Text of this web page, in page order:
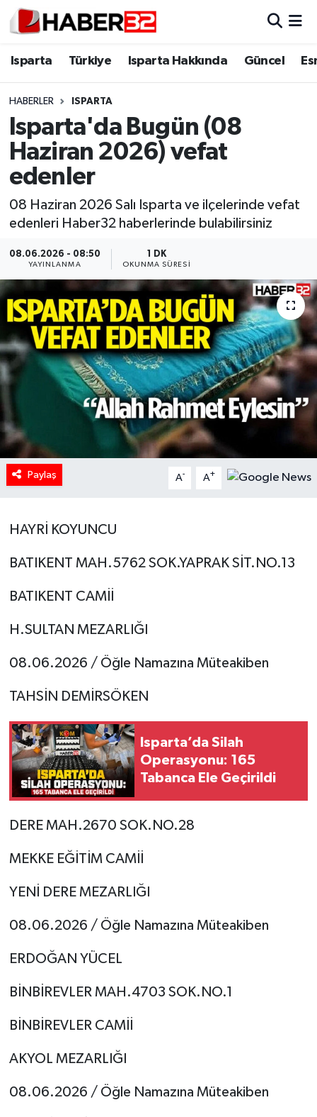
Isparta Türkiye Isparta Hakkında Güncel
HABERLER ISPARTA
Isparta'da Bugün (08
Haziran 2026) vefat
edenler
08 Haziran 2026 Salı Isparta ve ilçelerinde vefat
edenleri Haber32 haberlerinde bulabilirsiniz
08.06.2026 - 08:50
YAYINLANMA
1 DK
OKUNMA SÜRESI
Paylaş A- A+
HAYRİ KOYUNCU
BATIKENT MAH.5762 SOK.YAPRAK SİT.NO.13
BATIKENT CAMİİ
H.SULTAN MEZARLIĞI
08.06.2026 / Öğle Namazına Müteakiben
TAHSİN DEMİRSÖKEN
Isparta’da Silah
Operasyonu: 165
Tabanca Ele Geçirildi
DERE MAH.2670 SOK.NO.28
MEKKE EĞİTİM CAMİİ
YENİ DERE MEZARLIĞI
08.06.2026 / Öğle Namazına Müteakiben
ERDOĞAN YÜCEL
BİNBİREVLER MAH.4703 SOK.NO.1
BİNBİREVLER CAMİİ
AKYOL MEZARLIĞI
08.06.2026 / Öğle Namazına Müteakiben
Isparta
Esnaf Diyor ki;
ASAYİŞ
BİLİM VE TEKNOLOJİ
GENEL
Güncel
HABERDE İNSAN
İlginç
KÜLTÜR SANAT
MAGAZİN
Oyun
POLİTİKA
RESMİ İLANLAR
SAĞLIK
Spor
Tarihi Yapılarımız
Teknoloji
Türkiye
Yerel
Künye
Isparta Nöbetçi Eczaneler
Isparta Trafik Yoğunluk Haritası
Süper Lig Puan Durumu ve Fikstür
Tüm Manşetler
Haber Arşivi